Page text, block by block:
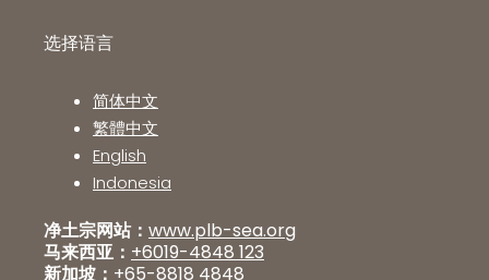
选择语言
简体中文
繁體中文
English
Indonesia
净土宗网站： www.plb-sea.org
马来西亚： +6019-4848 123
新加坡： +65-8818 4848